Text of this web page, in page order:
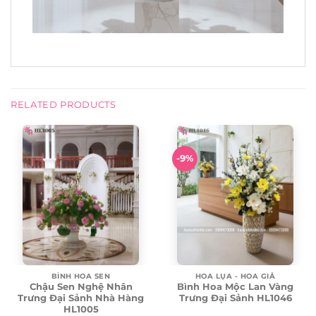
RELATED PRODUCTS
BÌNH HOA SEN
Chậu Sen Nghệ Nhân
Trưng Đại Sảnh Nhà Hàng
HL1005
-9%
HOA LỤA - HOA GIẢ
Bình Hoa Mộc Lan Vàng
Trưng Đại Sảnh HL1046